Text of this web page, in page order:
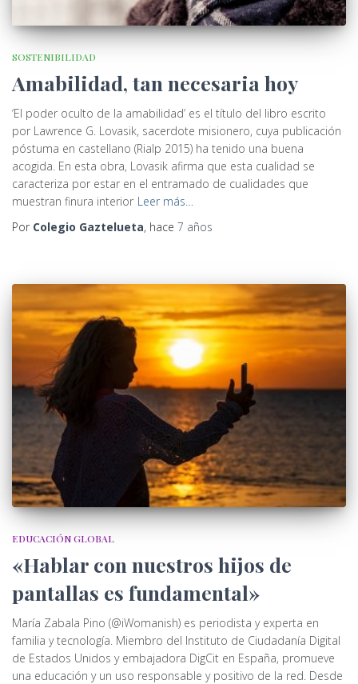
SOSTENIBILIDAD
Amabilidad, tan necesaria hoy
‘El poder oculto de la amabilidad’ es el título del libro escrito
por Lawrence G. Lovasik, sacerdote misionero, cuya publicación
póstuma en castellano (Rialp 2015) ha tenido una buena
acogida. En esta obra, Lovasik afirma que esta cualidad se
caracteriza por estar en el entramado de cualidades que
muestran finura interior Leer más…
Por Colegio Gaztelueta, hace 7 años
EDUCACIÓN GLOBAL
«Hablar con nuestros hijos de
pantallas es fundamental»
María Zabala Pino (@iWomanish) es periodista y experta en
familia y tecnología. Miembro del Instituto de Ciudadanía Digital
de Estados Unidos y embajadora DigCit en España, promueve
una educación y un uso responsable y positivo de la red. Desde